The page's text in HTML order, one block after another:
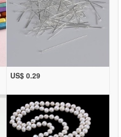
US$ 0.29